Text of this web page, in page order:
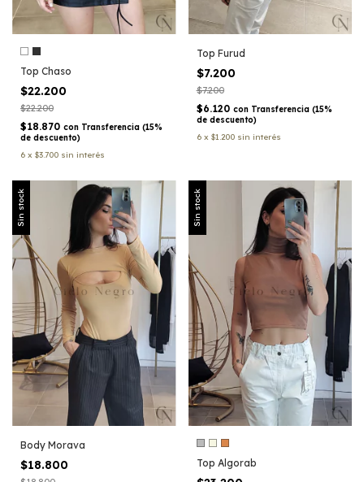
Top Chaso
$22.200
$22.200
$18.870 con Transferencia (15%
de descuento)
6 x $3.700 sin interés
Top Furud
$7.200
$7.200
$6.120 con Transferencia (15%
de descuento)
6 x $1.200 sin interés
Sin stock
Body Morava
$18.800
Sin stock
Top Algorab